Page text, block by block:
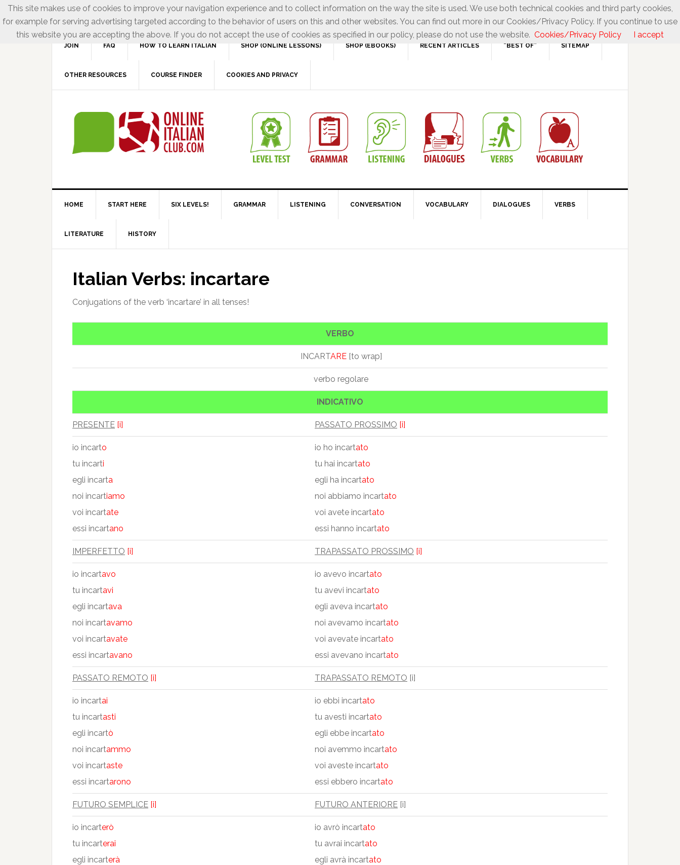
JOIN FAQ HOW TO LEARN ITALIAN SHOP (ONLINE LESSONS) SHOP (EBOOKS) RECENT ARTICLES “BEST OF” SITEMAP
OTHER RESOURCES COURSE FINDER COOKIES AND PRIVACY
HOME START HERE SIX LEVELS! GRAMMAR LISTENING CONVERSATION VOCABULARY DIALOGUES VERBS
LITERATURE HISTORY
Italian Verbs: incartare
Conjugations of the verb ‘incartare’ in all tenses!
VERBO
INCARTARE [to wrap]
verbo regolare
INDICATIVO
PRESENTE [i] PASSATO PROSSIMO [i]
io incarto
tu incarti
egli incarta
noi incartiamo
voi incartate
essi incartano
io ho incartato
tu hai incartato
egli ha incartato
noi abbiamo incartato
voi avete incartato
essi hanno incartato
IMPERFETTO [i] TRAPASSATO PROSSIMO [i]
io incartavo
tu incartavi
egli incartava
noi incartavamo
voi incartavate
essi incartavano
io avevo incartato
tu avevi incartato
egli aveva incartato
noi avevamo incartato
voi avevate incartato
essi avevano incartato
PASSATO REMOTO [i] TRAPASSATO REMOTO [i]
io incartai
tu incartasti
egli incartò
noi incartammo
voi incartaste
essi incartarono
io ebbi incartato
tu avesti incartato
egli ebbe incartato
noi avemmo incartato
voi aveste incartato
essi ebbero incartato
FUTURO SEMPLICE [i] FUTURO ANTERIORE [i]
io incarterò
tu incarterai
egli incarterà
io avrò incartato
tu avrai incartato
egli avrà incartato
This site makes use of cookies to improve your navigation experience and to collect information on the way the site is used. We use both technical cookies and third party cookies,
for example for serving advertising targeted according to the behavior of users on this and other websites. You can find out more in our Cookies/Privacy Policy. If you continue to use
this website you are accepting the above. If you do not accept the use of cookies as specified in our policy, please do not use the website. Cookies/Privacy Policy I accept